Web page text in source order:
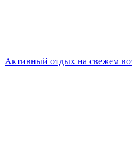
Активный отдых на свежем